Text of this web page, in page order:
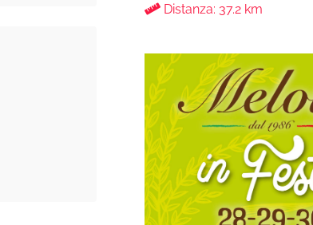
Distanza: 37.2 km